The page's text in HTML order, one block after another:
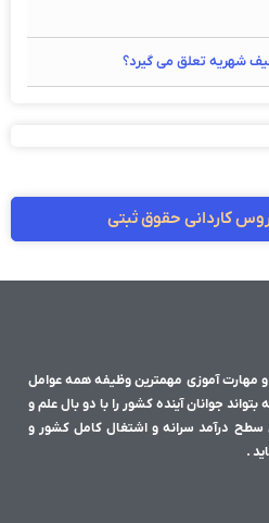
شهریه تعلق می گیرد؟
کاردانی حقوق ثبتی
و مهارت آموزی مهمترین وظیفه همه عوامل
جوانان آینده کشور را با دو بال علم و
سطح درآمد سرانه و اشتغال کامل کشور و
.